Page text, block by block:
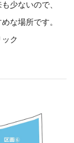
少ないので、
な場所です。
ク